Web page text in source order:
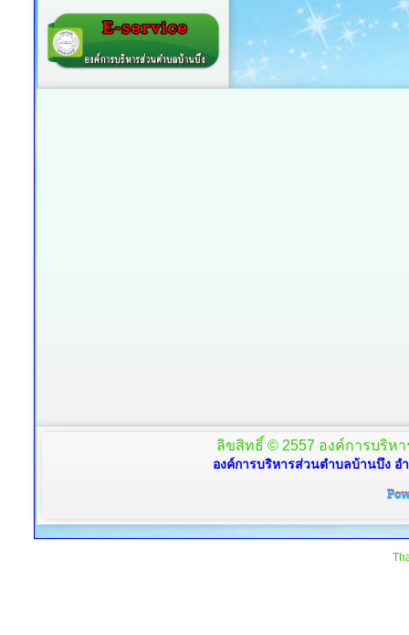
ลิขสิทธิ์ © 2557 องค์การบริห
องค์การบริหารส่วนตำบลบ้านบึง อ